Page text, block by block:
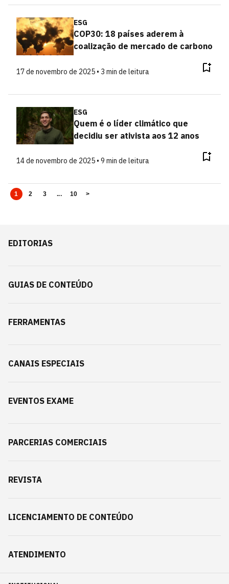
ESG
COP30: 18 países aderem à
coalização de mercado de carbono
17 de novembro de 2025 • 3 min de leitura
ESG
Quem é o líder climático que
decidiu ser ativista aos 12 anos
14 de novembro de 2025 • 9 min de leitura
1 2 3 ... 10 >
EDITORIAS
GUIAS DE CONTEÚDO
FERRAMENTAS
CANAIS ESPECIAIS
EVENTOS EXAME
PARCERIAS COMERCIAIS
REVISTA
LICENCIAMENTO DE CONTEÚDO
ATENDIMENTO